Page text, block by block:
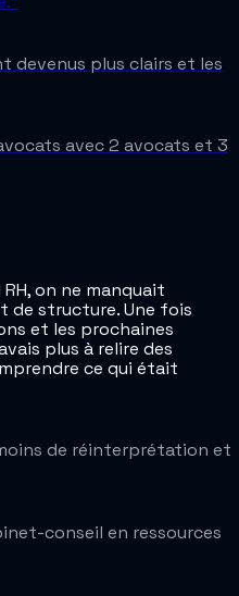
devenus plus clairs et les
avec 2 avocats et 3
on ne manquait
de structure. Une fois
et les prochaines
plus à relire des
ce qui était
de réinterprétation et
conseil en ressources